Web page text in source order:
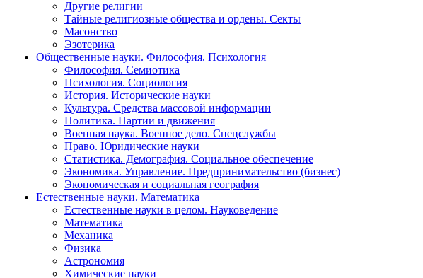
Другие религии
Тайные религиозные общества и ордены. Секты
Масонство
Эзотерика
Общественные науки. Философия. Психология
Философия. Семиотика
Психология. Социология
История. Исторические науки
Культура. Средства массовой информации
Политика. Партии и движения
Военная наука. Военное дело. Спецслужбы
Право. Юридические науки
Статистика. Демография. Социальное обеспечение
Экономика. Управление. Предпринимательство (бизнес)
Экономическая и социальная география
Естественные науки. Математика
Естественные науки в целом. Науковедение
Математика
Механика
Физика
Астрономия
Химические науки